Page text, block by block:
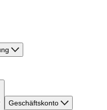
Geschäftskonto